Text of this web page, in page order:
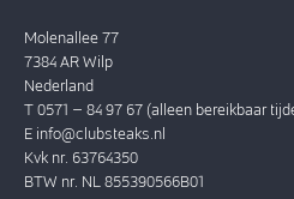
Molenallee 77
7384 AR Wilp
Nederland
T 0571 – 84 97 67 (alleen bereikbaar
E info@clubsteaks.nl
Kvk nr. 63764350
BTW nr. NL 855390566B01